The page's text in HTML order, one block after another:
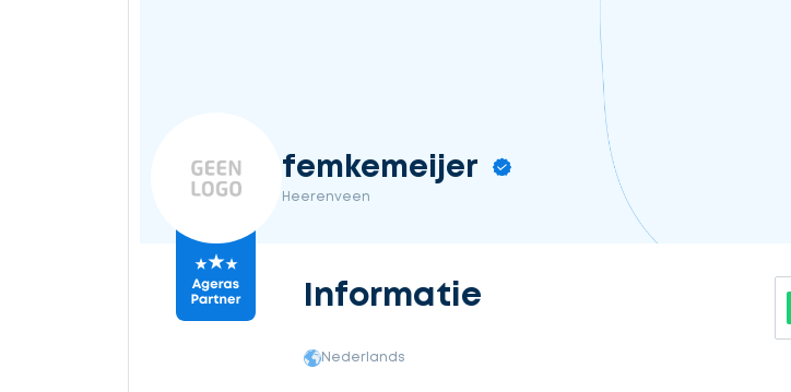
femkemeijer
Heerenveen
Informatie
Nederlands